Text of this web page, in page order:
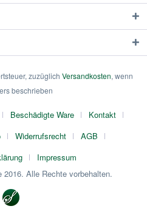
zuzüglich Versandkosten, wenn
beschrieben
Beschädigte Ware
Kontakt
Widerrufsrecht
AGB
Impressum
Alle Rechte vorbehalten.